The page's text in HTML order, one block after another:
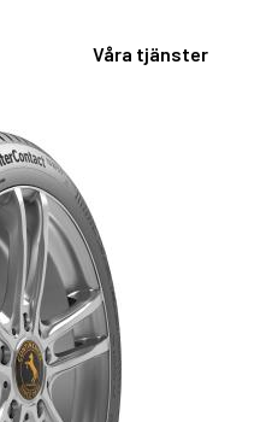
Våra tjänster